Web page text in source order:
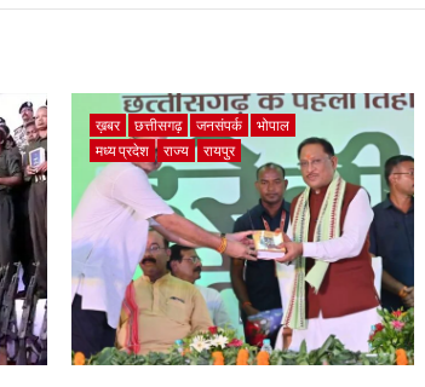
ख़बर छत्तीसगढ़ जनसंपर्क
भोपाल
मध्य प्रदेश
राज्य रायपुर